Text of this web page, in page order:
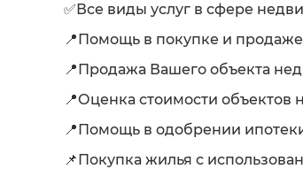
✅Все виды услуг в сфере
📍Помощь в покупке и
📍Продажа Вашего объекта
📍Оценка стоимости
📍Помощь в одобрении
📌Покупка жилья с